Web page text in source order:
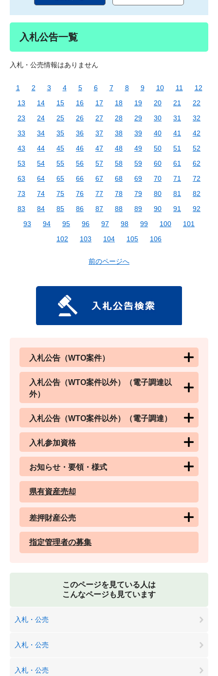
入札公告一覧
入札・公売情報はありません
1 2 3 4 5 6 7 8 9 10 11
12
13
14 15 16 17 18 19 20 21
22
23
24 25 26 27 28 29 30 31
32
33
34 35 36 37 38 39 40 41
42
43
44 45 46 47 48 49 50 51
52
53
54 55 56 57 58 59 60 61
62
63
64 65 66 67 68 69 70 71
72
73
74 75 76 77 78 79 80 81
82
83
84 85 86 87 88 89 90 91
92
93
94 95 96 97 98 99 100
101
102
103 104 105 106
前のページへ
入札公告（WTO案件）
入札公告（WTO案件以外）（電子調達以
外）
入札公告（WTO案件以外）（電子調達）
入札参加資格
お知らせ・要領・様式
県有資産売却
差押財産公売
指定管理者の募集
このページを見ている人は
こんなページも見ています
入札・公売
入札・公売
入札・公売